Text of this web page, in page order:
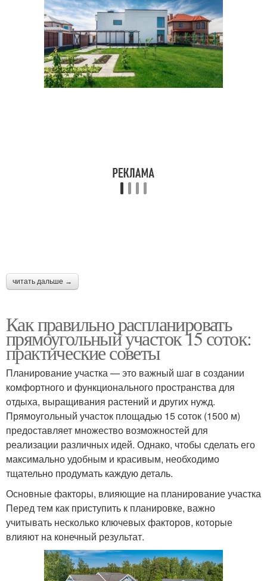
План с закрытым
участком
Хозяйственные
постройки
Знакомство с участком Участок по сторонам
читать дальше →
Как правильно распланировать
прямоугольный участок 15 соток:
практические советы
Планирование участка — это важный шаг в создании
комфортного и функционального пространства для
отдыха, выращивания растений и других нужд.
Прямоугольный участок площадью 15 соток (1500 м)
предоставляет множество возможностей для
реализации различных идей. Однако, чтобы сделать его
максимально удобным и красивым, необходимо
тщательно продумать каждую деталь.
Основные факторы, влияющие на планирование участка
Перед тем как приступить к планировке, важно
учитывать несколько ключевых факторов, которые
влияют на конечный результат.